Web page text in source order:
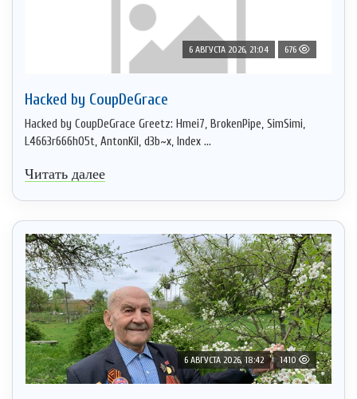
6 АВГУСТА 2026, 21:04 676
Hacked by CoupDeGrace
Hacked by CoupDeGrace Greetz: Hmei7, BrokenPipe, SimSimi,
L4663r666h05t, AntonKil, d3b~x, Index ...
Читать далее
6 АВГУСТА 2026, 18:42 1410